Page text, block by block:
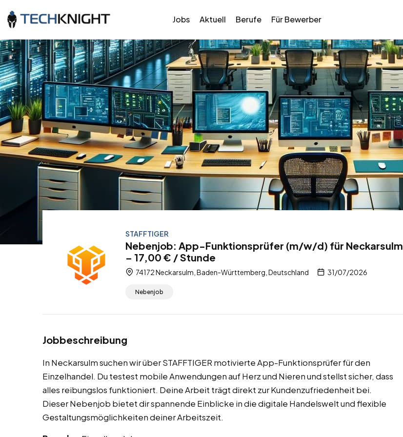
Jobs Aktuell Berufe Für Bewerber
STAFFTIGER
Nebenjob: App-Funktionsprüfer (m/w/d) für Neckarsulm
– 17,00 € / Stunde
74172 Neckarsulm, Baden-Württemberg, Deutschland 31/07/2026
Nebenjob
Jobbeschreibung
In Neckarsulm suchen wir über STAFFTIGER motivierte App-Funktionsprüfer für den
Einzelhandel. Du testest mobile Anwendungen auf Herz und Nieren und stellst sicher, dass
alles reibungslos funktioniert. Deine Arbeit trägt direkt zur Kundenzufriedenheit bei.
Dieser Nebenjob bietet dir spannende Einblicke in die digitale Handelswelt und flexible
Gestaltungsmöglichkeiten deiner Arbeitszeit.